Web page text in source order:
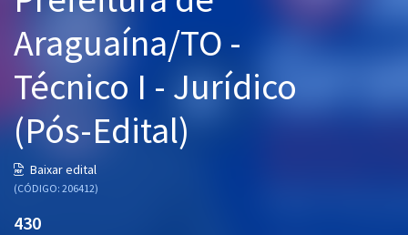
Pós
Graduação
OAB
Araguaína/TO -
Técnico I - Jurídico
(Pós-Edital)
Baixar edital
(CÓDIGO: 206412)
430